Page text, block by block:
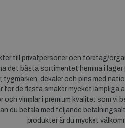
till privatpersoner och företag/
det bästa sortimentet hemma i
dekaler och pins med
de flesta smaker mycket lämpliga
och vimplar i premium kvalitet som
du betala med följande
produkter är du mycket